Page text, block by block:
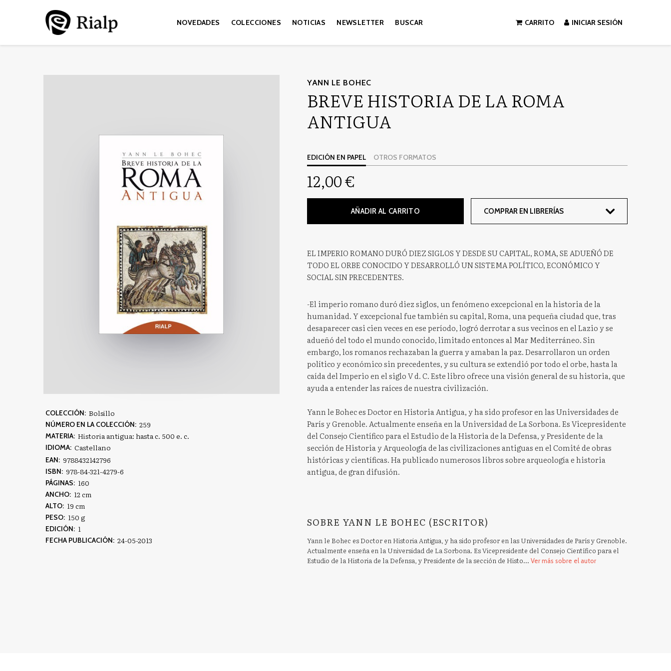
NOVEDADES COLECCIONES NOTICIAS NEWSLETTER BUSCAR CARRITO INICIAR SESIÓN
COLECCIÓN: Bolsillo
NÚMERO EN LA COLECCIÓN: 259
MATERIA: Historia antigua: hasta c. 500 e. c.
IDIOMA: Castellano
EAN: 9788432142796
ISBN: 978-84-321-4279-6
PÁGINAS: 160
ANCHO: 12 cm
ALTO: 19 cm
PESO: 150 g
EDICIÓN: 1
FECHA PUBLICACIÓN: 24-05-2013
YANN LE BOHEC
BREVE HISTORIA DE LA ROMA
ANTIGUA
EDICIÓN EN PAPEL OTROS FORMATOS
12,00 €
AÑADIR AL CARRITO COMPRAR EN LIBRERÍAS
EL IMPERIO ROMANO DURÓ DIEZ SIGLOS Y DESDE SU CAPITAL, ROMA, SE ADUEÑÓ DE
TODO EL ORBE CONOCIDO Y DESARROLLÓ UN SISTEMA POLÍTICO, ECONÓMICO Y
SOCIAL SIN PRECEDENTES.
-El imperio romano duró diez siglos, un fenómeno excepcional en la historia de la
humanidad. Y excepcional fue también su capital, Roma, una pequeña ciudad que, tras
desaparecer casi cien veces en ese período, logró derrotar a sus vecinos en el Lazio y se
adueñó del todo el mundo conocido, limitado entonces al Mar Mediterráneo. Sin
embargo, los romanos rechazaban la guerra y amaban la paz. Desarrollaron un orden
político y económico sin precedentes, y su cultura se extendió por todo el orbe, hasta la
caída del Imperio en el siglo V d. C. Este libro ofrece una visión general de su historia, que
ayuda a entender las raíces de nuestra civilización.
Yann le Bohec es Doctor en Historia Antigua, y ha sido profesor en las Universidades de
París y Grenoble. Actualmente enseña en la Universidad de La Sorbona. Es Vicepresidente
del Consejo Científico para el Estudio de la Historia de la Defensa, y Presidente de la
sección de Historia y Arqueología de las civilizaciones antiguas en el Comité de obras
históricas y científicas. Ha publicado numerosos libros sobre arqueología e historia
antigua, de gran difusión.
SOBRE YANN LE BOHEC (ESCRITOR)
Yann le Bohec es Doctor en Historia Antigua, y ha sido profesor en las Universidades de París y Grenoble.
Actualmente enseña en la Universidad de La Sorbona. Es Vicepresidente del Consejo Científico para el
Estudio de la Historia de la Defensa, y Presidente de la sección de Histo... Ver más sobre el autor